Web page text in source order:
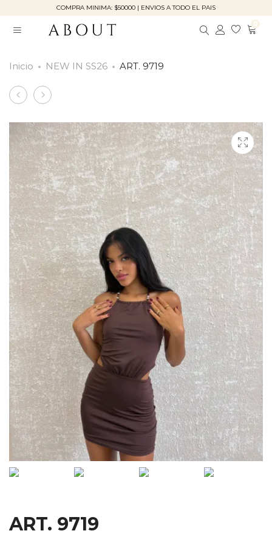
COMPRA MINIMA: $50000 | ENVIOS A TODO EL PAIS
0
Inicio NEW IN SS26 ART. 9719
Product
navigation
ART.
ART.
ART. 9719